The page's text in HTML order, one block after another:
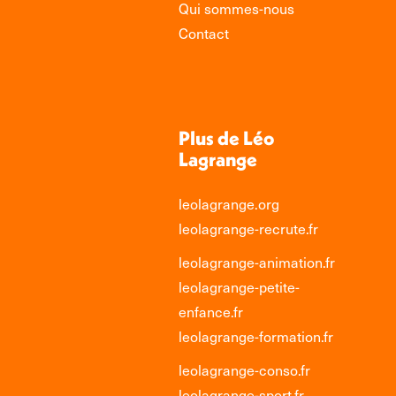
Qui sommes-nous
Contact
Plus de Léo
Lagrange
leolagrange.org
leolagrange-recrute.fr
leolagrange-animation.fr
leolagrange-petite-
enfance.fr
leolagrange-formation.fr
leolagrange-conso.fr